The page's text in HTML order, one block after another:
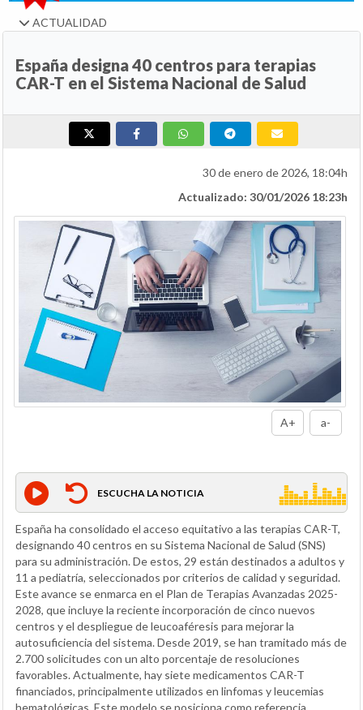
ACTUALIDAD
España designa 40 centros para terapias
CAR-T en el Sistema Nacional de Salud
30 de enero de 2026, 18:04h
Actualizado: 30/01/2026 18:23h
A+ a-
ESCUCHA LA NOTICIA
España ha consolidado el acceso equitativo a las terapias CAR-T,
designando 40 centros en su Sistema Nacional de Salud (SNS)
para su administración. De estos, 29 están destinados a adultos y
11 a pediatría, seleccionados por criterios de calidad y seguridad.
Este avance se enmarca en el Plan de Terapias Avanzadas 2025-
2028, que incluye la reciente incorporación de cinco nuevos
centros y el despliegue de leucoaféresis para mejorar la
autosuficiencia del sistema. Desde 2019, se han tramitado más de
2.700 solicitudes con un alto porcentaje de resoluciones
favorables. Actualmente, hay siete medicamentos CAR-T
financiados, principalmente utilizados en linfomas y leucemias
hematológicas. Este modelo se posiciona como referencia